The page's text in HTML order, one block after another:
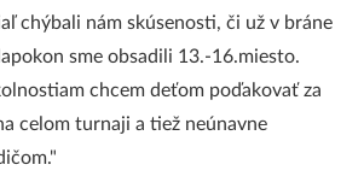
chýbali nám skúsenosti, či už v bráne
sme obsadili 13.-16.miesto.
chcem deťom poďakovať za
celom turnaji a tiež neúnavne